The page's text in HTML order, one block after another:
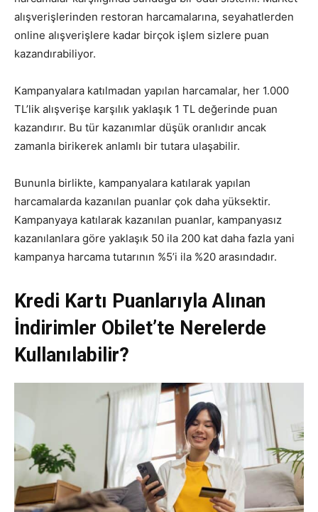
alışverişlerinden restoran harcamalarına, seyahatlerden
online alışverişlere kadar birçok işlem sizlere puan
kazandırabiliyor.
Kampanyalara katılmadan yapılan harcamalar, her 1.000
TL’lik alışverişe karşılık yaklaşık 1 TL değerinde puan
kazandırır. Bu tür kazanımlar düşük oranlıdır ancak
zamanla birikerek anlamlı bir tutara ulaşabilir.
Bununla birlikte, kampanyalara katılarak yapılan
harcamalarda kazanılan puanlar çok daha yüksektir.
Kampanyaya katılarak kazanılan puanlar, kampanyasız
kazanılanlara göre yaklaşık 50 ila 200 kat daha fazla yani
kampanya harcama tutarının %5’i ila %20 arasındadır.
Kredi Kartı Puanlarıyla Alınan
İndirimler Obilet’te Nerelerde
Kullanılabilir?